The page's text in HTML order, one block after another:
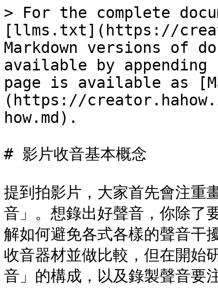
> For the complete
[llms.txt](https://
Markdown versions of
available by
page is available as
(https://
how.md).
# 影片收音基本概念
提到拍影片，大家首先會注重
音」。想錄出好聲音，你除了
解如何避免各式各樣的聲音干
收音器材並做比較，但在開始
音」的構成，以及錄製聲音要